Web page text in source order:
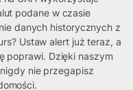
podane w czasie
danych historycznych z
Ustaw alert już teraz, a
poprawi. Dzięki naszym
nie przegapisz